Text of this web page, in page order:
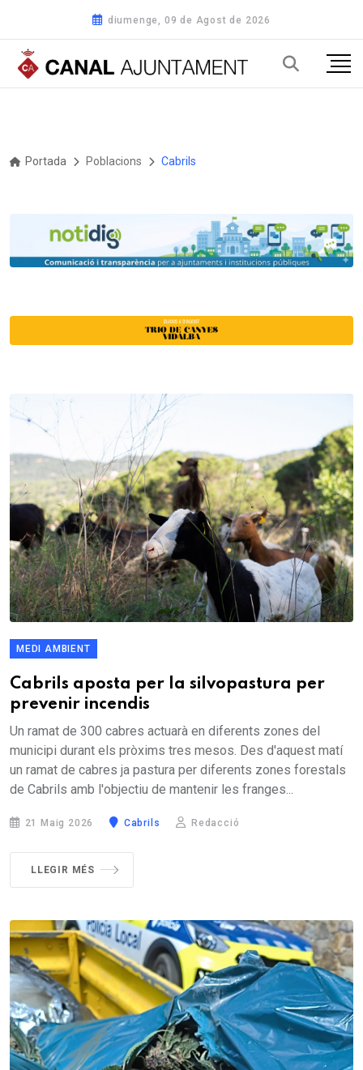
diumenge, 09 de Agost de 2026
Portada Poblacions Cabrils
MEDI AMBIENT
Cabrils aposta per la silvopastura per
prevenir incendis
Un ramat de 300 cabres actuarà en diferents zones del
municipi durant els pròxims tres mesos. Des d'aquest matí
un ramat de cabres ja pastura per diferents zones forestals
de Cabrils amb l'objectiu de mantenir les franges...
21 Maig 2026 Cabrils Redacció
LLEGIR MÉS